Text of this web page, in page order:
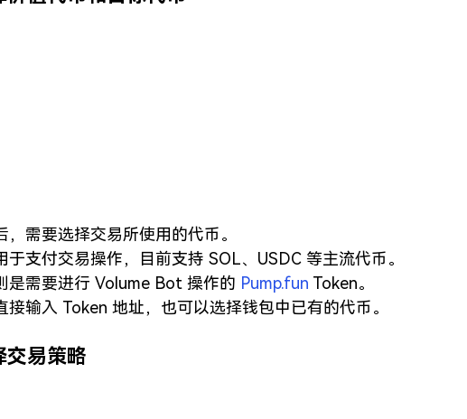
，需要选择交易所使用的代币。
于支付交易操作，目前支持 SOL、USDC 等主流代币。
是需要进行 Volume Bot 操作的 Pump.fun Token。
接输入 Token 地址，也可以选择钱包中已有的代币。
交易策略